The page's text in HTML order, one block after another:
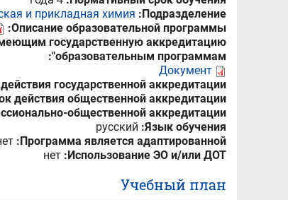
Подразделение:
и прикладная химия
Описание образовательной программы:
государственную аккредитацию
образовательным программам":
Документ
государственной аккредитации:
действия общественной аккредитации:
общественной аккредитации:
Язык обучения:
русский
Программа является адаптированной:
Использование ЭО и/или ДОТ:
нет
Учебный план